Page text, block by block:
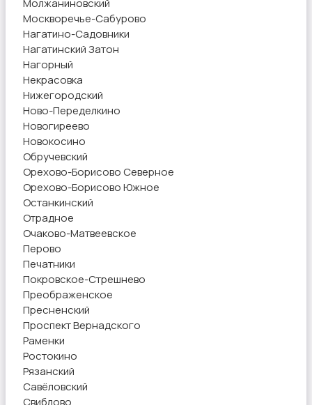
Москворечье-Сабурово
Нагатино-Садовники
Нагатинский Затон
Нагорный
Некрасовка
Нижегородский
Ново-Переделкино
Новогиреево
Новокосино
Обручевский
Орехово-Борисово Северное
Орехово-Борисово Южное
Останкинский
Отрадное
Очаково-Матвеевское
Перово
Печатники
Покровское-Стрешнево
Преображенское
Пресненский
Проспект Вернадского
Раменки
Ростокино
Рязанский
Савёловский
Свиблово